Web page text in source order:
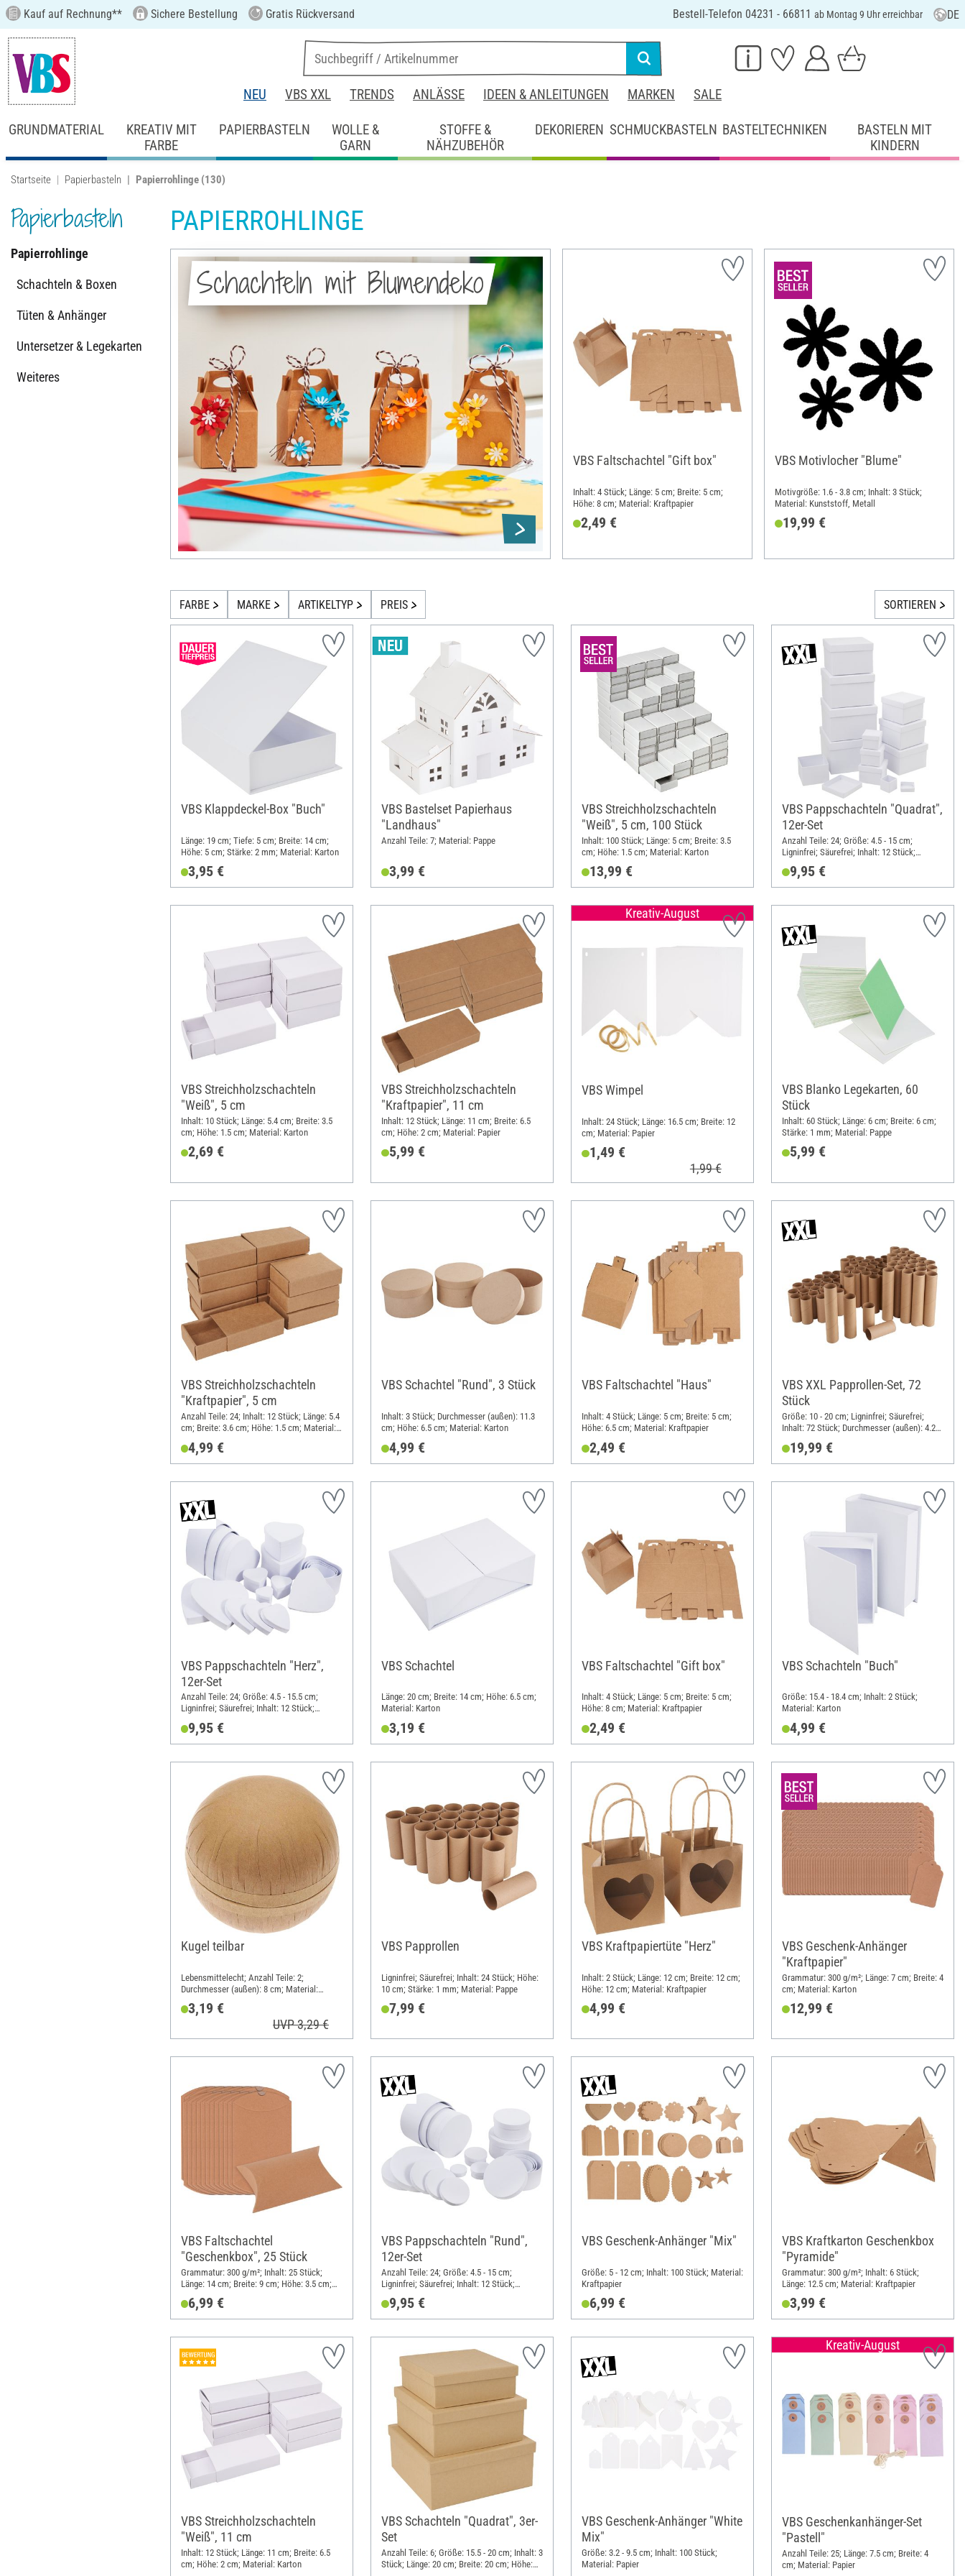
Kauf auf Rechnung** Sichere Bestellung Gratis Rückversand Bestell-Telefon 04231 - 66811 ab Montag 9 Uhr erreichbar DE
NEU VBS XXL TRENDS ANLÄSSE IDEEN & ANLEITUNGEN MARKEN SALE
GRUNDMATERIAL
KREATIV MIT
FARBE
PAPIERBASTELN
WOLLE &
GARN
STOFFE &
NÄHZUBEHÖR
DEKORIEREN SCHMUCKBASTELN BASTELTECHNIKEN
BASTELN MIT
KINDERN
Startseite Papierbasteln Papierrohlinge (130)
Papierbasteln
Papierrohlinge
Schachteln & Boxen
Tüten & Anhänger
Untersetzer & Legekarten
Weiteres
PAPIERROHLINGE
Schachteln mit Blumendeko
VBS Faltschachtel "Gift box"
Inhalt: 4 Stück; Länge: 5 cm; Breite: 5 cm;
Höhe: 8 cm; Material: Kraftpapier
2,49 €
VBS Motivlocher "Blume"
Motivgröße: 1.6 - 3.8 cm; Inhalt: 3 Stück;
Material: Kunststoff, Metall
19,99 €
FARBE MARKE ARTIKELTYP PREIS SORTIEREN
VBS Klappdeckel-Box "Buch"
Länge: 19 cm; Tiefe: 5 cm; Breite: 14 cm;
Höhe: 5 cm; Stärke: 2 mm; Material: Karton
3,95 €
VBS Bastelset Papierhaus
"Landhaus"
Anzahl Teile: 7; Material: Pappe
3,99 €
VBS Streichholzschachteln
"Weiß", 5 cm, 100 Stück
Inhalt: 100 Stück; Länge: 5 cm; Breite: 3.5
cm; Höhe: 1.5 cm; Material: Karton
13,99 €
VBS Pappschachteln "Quadrat",
12er-Set
Anzahl Teile: 24; Größe: 4.5 - 15 cm;
Ligninfrei; Säurefrei; Inhalt: 12 Stück;
9,95 €
VBS Streichholzschachteln
"Weiß", 5 cm
Inhalt: 10 Stück; Länge: 5.4 cm; Breite: 3.5
cm; Höhe: 1.5 cm; Material: Karton
2,69 €
VBS Streichholzschachteln
"Kraftpapier", 11 cm
Inhalt: 12 Stück; Länge: 11 cm; Breite: 6.5
cm; Höhe: 2 cm; Material: Papier
5,99 €
Kreativ-August
VBS Wimpel
Inhalt: 24 Stück; Länge: 16.5 cm; Breite: 12
cm; Material: Papier
1,49 €
1,99 €
VBS Blanko Legekarten, 60
Stück
Inhalt: 60 Stück; Länge: 6 cm; Breite: 6 cm;
Stärke: 1 mm; Material: Pappe
5,99 €
VBS Streichholzschachteln
"Kraftpapier", 5 cm
Anzahl Teile: 24; Inhalt: 12 Stück; Länge: 5.4
cm; Breite: 3.6 cm; Höhe: 1.5 cm; Material:
4,99 €
VBS Schachtel "Rund", 3 Stück
Inhalt: 3 Stück; Durchmesser (außen): 11.3
cm; Höhe: 6.5 cm; Material: Karton
4,99 €
VBS Faltschachtel "Haus"
Inhalt: 4 Stück; Länge: 5 cm; Breite: 5 cm;
Höhe: 6.5 cm; Material: Kraftpapier
2,49 €
VBS XXL Papprollen-Set, 72
Stück
Größe: 10 - 20 cm; Ligninfrei; Säurefrei;
Inhalt: 72 Stück; Durchmesser (außen): 4.2
19,99 €
VBS Pappschachteln "Herz",
12er-Set
Anzahl Teile: 24; Größe: 4.5 - 15.5 cm;
Ligninfrei; Säurefrei; Inhalt: 12 Stück;
9,95 €
VBS Schachtel
Länge: 20 cm; Breite: 14 cm; Höhe: 6.5 cm;
Material: Karton
3,19 €
VBS Faltschachtel "Gift box"
Inhalt: 4 Stück; Länge: 5 cm; Breite: 5 cm;
Höhe: 8 cm; Material: Kraftpapier
2,49 €
VBS Schachteln "Buch"
Größe: 15.4 - 18.4 cm; Inhalt: 2 Stück;
Material: Karton
4,99 €
Kugel teilbar
Lebensmittelecht; Anzahl Teile: 2;
Durchmesser (außen): 8 cm; Material:
3,19 €
UVP 3,29 €
VBS Papprollen
Ligninfrei; Säurefrei; Inhalt: 24 Stück; Höhe:
10 cm; Stärke: 1 mm; Material: Pappe
7,99 €
VBS Kraftpapiertüte "Herz"
Inhalt: 2 Stück; Länge: 12 cm; Breite: 12 cm;
Höhe: 12 cm; Material: Kraftpapier
4,99 €
VBS Geschenk-Anhänger
"Kraftpapier"
Grammatur: 300 g/m²; Länge: 7 cm; Breite: 4
cm; Material: Karton
12,99 €
VBS Faltschachtel
"Geschenkbox", 25 Stück
Grammatur: 300 g/m²; Inhalt: 25 Stück;
Länge: 14 cm; Breite: 9 cm; Höhe: 3.5 cm;
6,99 €
VBS Pappschachteln "Rund",
12er-Set
Anzahl Teile: 24; Größe: 4.5 - 15 cm;
Ligninfrei; Säurefrei; Inhalt: 12 Stück;
9,95 €
VBS Geschenk-Anhänger "Mix"
Größe: 5 - 12 cm; Inhalt: 100 Stück; Material:
Kraftpapier
6,99 €
VBS Kraftkarton Geschenkbox
"Pyramide"
Grammatur: 300 g/m²; Inhalt: 6 Stück;
Länge: 12.5 cm; Material: Kraftpapier
3,99 €
VBS Streichholzschachteln
"Weiß", 11 cm
Inhalt: 12 Stück; Länge: 11 cm; Breite: 6.5
cm; Höhe: 2 cm; Material: Karton
VBS Schachteln "Quadrat", 3er-
Set
Anzahl Teile: 6; Größe: 15.5 - 20 cm; Inhalt: 3
Stück; Länge: 20 cm; Breite: 20 cm; Höhe:
VBS Geschenk-Anhänger "White
Mix"
Größe: 3.2 - 9.5 cm; Inhalt: 100 Stück;
Material: Papier
Kreativ-August
VBS Geschenkanhänger-Set
"Pastell"
Anzahl Teile: 25; Länge: 7.5 cm; Breite: 4
cm; Material: Papier